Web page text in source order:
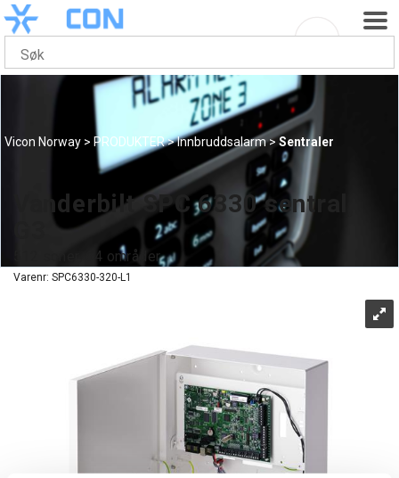
Vicon Norway>PRODUKTER>Innbruddsalarm>Sentraler
Vanderbilt SPC 6330 sentral,
512 soner, 64 områder
Varenr: SPC6330-320-L1